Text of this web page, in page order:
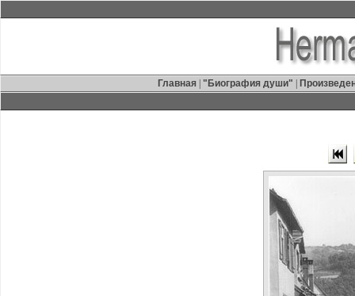
Главная "Биография души"